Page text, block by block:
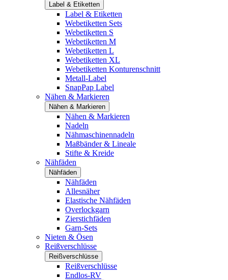
Label & Etiketten
Label & Etiketten
Webetiketten Sets
Webetiketten S
Webetiketten M
Webetiketten L
Webetiketten XL
Webetiketten Konturenschnitt
Metall-Label
SnapPap Label
Nähen & Markieren
Nähen & Markieren
Nähen & Markieren
Nadeln
Nähmaschinennadeln
Maßbänder & Lineale
Stifte & Kreide
Nähfäden
Nähfäden
Nähfäden
Allesnäher
Elastische Nähfäden
Overlockgarn
Zierstichfäden
Garn-Sets
Nieten & Ösen
Reißverschlüsse
Reißverschlüsse
Reißverschlüsse
Endlos-RV